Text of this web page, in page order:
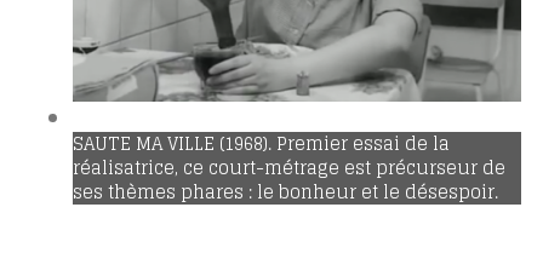
SAUTE MA VILLE (1968). Premier essai de la
réalisatrice, ce court-métrage est précurseur de
ses thèmes phares : le bonheur et le désespoir.